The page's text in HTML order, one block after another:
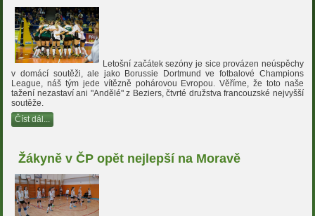
Letošní začátek sezóny je sice provázen neúspěchy
v domácí soutěži, ale jako Borussie Dortmund ve fotbalové Champions
League, náš tým jede vítězně pohárovou Evropou. Věříme, že toto naše
tažení nezastaví ani "Andělé" z Beziers, čtvrté družstva francouzské nejvyšší
soutěže.
Číst dál...
Žákyně v ČP opět nejlepší na Moravě